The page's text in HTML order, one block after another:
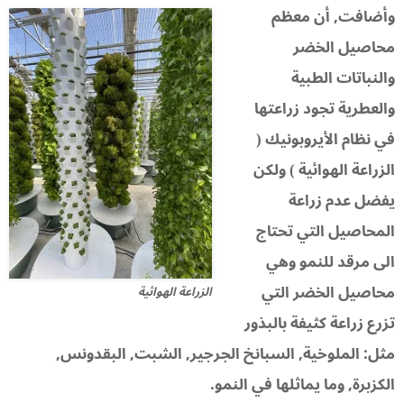
الزراعة الهوائية
وأضافت, أن معظم
محاصيل الخضر
والنباتات الطبية
والعطرية تجود زراعتها
في نظام الأيروبونيك (
الزراعة الهوائية ) ولكن
يفضل عدم زراعة
المحاصيل التي تحتاج
الى مرقد للنمو وهي
محاصيل الخضر التي
تزرع زراعة كثيفة بالبذور
مثل: الملوخية, السبانخ الجرجير, الشبت, البقدونس,
الكزبرة, وما يماثلها في النمو.